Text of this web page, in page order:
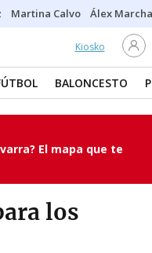
Martina Calvo Álex
Kiosko
BALONCESTO
El mapa que te
los